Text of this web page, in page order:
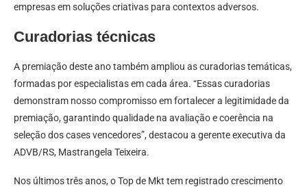
empresas em soluções criativas para contextos adversos.
Curadorias técnicas
A premiação deste ano também ampliou as curadorias temáticas,
formadas por especialistas em cada área. “Essas curadorias
demonstram nosso compromisso em fortalecer a legitimidade da
premiação, garantindo qualidade na avaliação e coerência na
seleção dos cases vencedores”, destacou a gerente executiva da
ADVB/RS, Mastrangela Teixeira.
Nos últimos três anos, o Top de Mkt tem registrado crescimento